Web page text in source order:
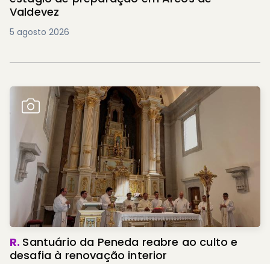
Valdevez
5 agosto 2026
R. Santuário da Peneda reabre ao culto e
desafia à renovação interior